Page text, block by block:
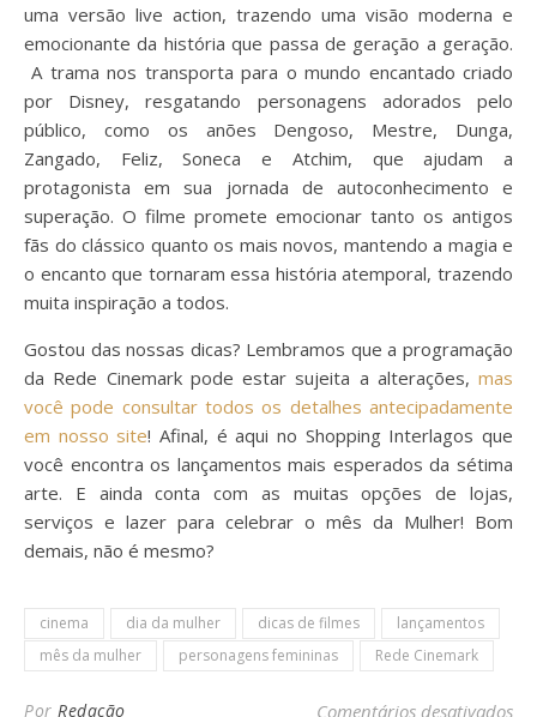
uma versão live action, trazendo uma visão moderna e
emocionante da história que passa de geração a geração.
A trama nos transporta para o mundo encantado criado
por Disney, resgatando personagens adorados pelo
público, como os anões Dengoso, Mestre, Dunga,
Zangado, Feliz, Soneca e Atchim, que ajudam a
protagonista em sua jornada de autoconhecimento e
superação. O filme promete emocionar tanto os antigos
fãs do clássico quanto os mais novos, mantendo a magia e
o encanto que tornaram essa história atemporal, trazendo
muita inspiração a todos.
Gostou das nossas dicas? Lembramos que a programação
da Rede Cinemark pode estar sujeita a alterações, mas
você pode consultar todos os detalhes antecipadamente
em nosso site! Afinal, é aqui no Shopping Interlagos que
você encontra os lançamentos mais esperados da sétima
arte. E ainda conta com as muitas opções de lojas,
serviços e lazer para celebrar o mês da Mulher! Bom
demais, não é mesmo?
cinema dia da mulher dicas de filmes
lançamentos
mês da mulher
personagens femininas Rede Cinemark
Por Redação Comentários desativados